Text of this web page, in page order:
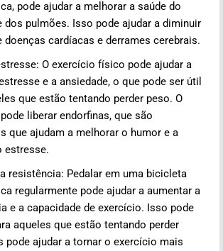
pode ajudar a melhorar a saúde do
dos pulmões. Isso pode ajudar a diminuir
doenças cardíacas e derrames cerebrais.
O exercício físico pode ajudar a
e a ansiedade, o que pode ser útil
que estão tentando perder peso. O
liberar endorfinas, que são
que ajudam a melhorar o humor e a
estresse.
resistência: Pedalar em uma bicicleta
regularmente pode ajudar a aumentar a
e a capacidade de exercício. Isso pode
aqueles que estão tentando perder
pode ajudar a tornar o exercício mais